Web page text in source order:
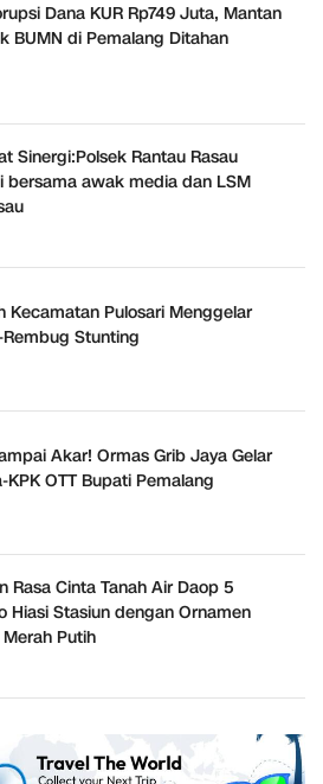
Dana KUR Rp749 Juta, Mantan
BUMN di Pemalang Ditahan
Sinergi:Polsek Rantau Rasau
bersama awak media dan LSM
Kecamatan Pulosari Menggelar
Stunting
Akar! Ormas Grib Jaya Gelar
KPK OTT Bupati Pemalang
Rasa Cinta Tanah Air Daop 5
Hiasi Stasiun dengan Ornamen
Putih